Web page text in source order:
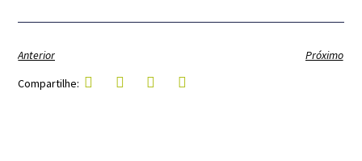
Anterior
Próximo
Compartilhe: